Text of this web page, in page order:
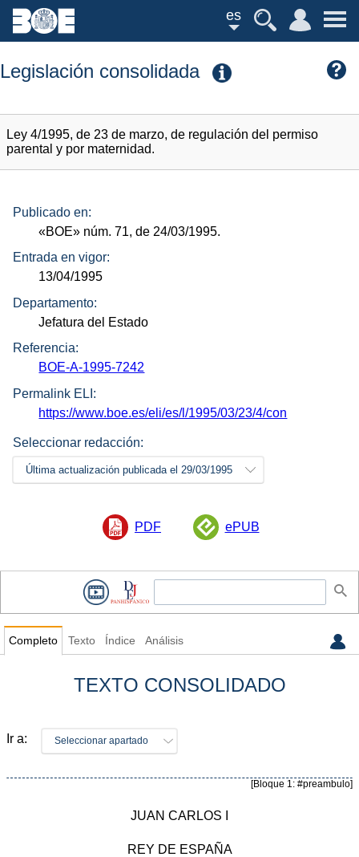
es
Legislación consolidada
Ley 4/1995, de 23 de marzo, de regulación del permiso
parental y por maternidad.
Publicado en:
«BOE» núm. 71, de 24/03/1995.
Entrada en vigor:
13/04/1995
Departamento:
Jefatura del Estado
Referencia:
BOE-A-1995-7242
Permalink ELI:
https://www.boe.es/eli/es/l/1995/03/23/4/con
Seleccionar redacción:
Última actualización publicada el 29/03/1995
PDF ePUB
Completo Texto Índice Análisis
TEXTO CONSOLIDADO
Ir a: Seleccionar apartado
[Bloque 1: #preambulo]
JUAN CARLOS I
REY DE ESPAÑA